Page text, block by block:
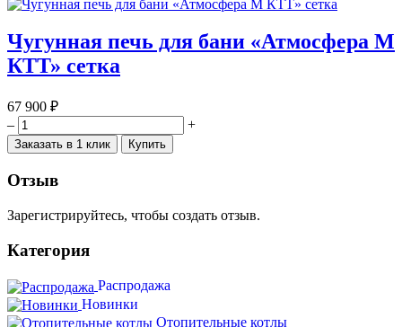
Чугунная печь для бани «Атмосфера М
КТТ» сетка
67 900 ₽
–
+
Заказать в 1 клик Купить
Отзыв
Зарегистрируйтесь, чтобы создать отзыв.
Категория
Распродажа
Новинки
Отопительные котлы